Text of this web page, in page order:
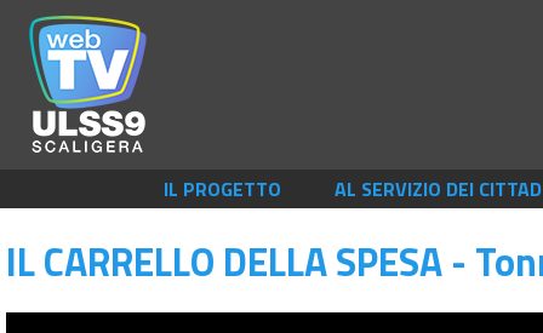
IL PROGETTO AL SERVIZIO DEI
IL CARRELLO DELLA SPESA -